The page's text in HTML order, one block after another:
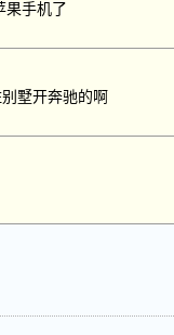
果手机了
墅开奔驰的啊